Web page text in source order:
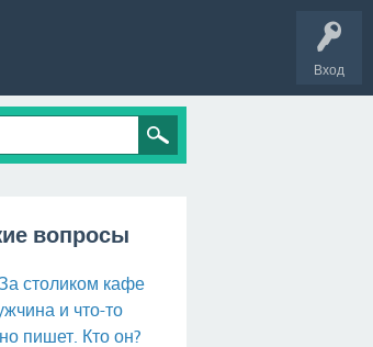
Вход
вопросы
столиком кафе
и что-то
пишет. Кто он?